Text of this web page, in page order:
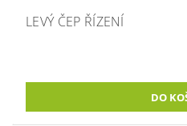
LEVÝ ČEP ŘÍZENÍ